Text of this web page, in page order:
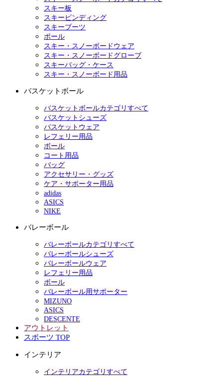
スキー板
スキービンディング
スキーブーツ
ポール
スキー・スノーボードウェア
スキー・スノーボードグローブ
スキーバッグ・ケース
スキー・スノーボード用品
バスケットボール
バスケットボールカテゴリすべて
バスケットシューズ
バスケットウェア
レフェリー用品
ボール
コート用品
バッグ
アクセサリー・グッズ
ケア・サポーター用品
adidas
ASICS
NIKE
バレーボール
バレーボールカテゴリすべて
バレーボールシューズ
バレーボールウェア
レフェリー用品
ボール
バレーボール用サポーター
MIZUNO
ASICS
DESCENTE
アウトレット
スポーツ TOP
インテリア
インテリアカテゴリすべて